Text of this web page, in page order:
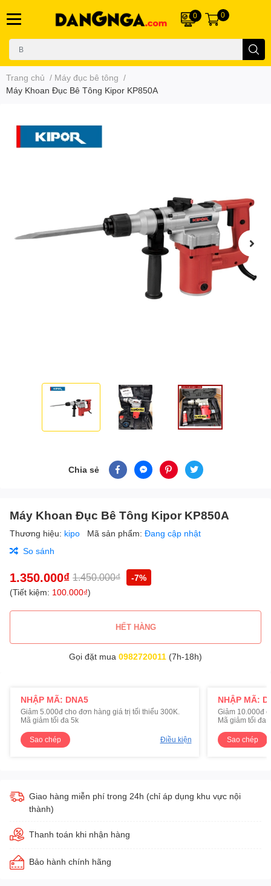
0 0
Trang chủ / Máy đục bê tông /
Máy Khoan Đục Bê Tông Kipor KP850A
Chia sẻ
Máy Khoan Đục Bê Tông Kipor KP850A
Thương hiệu: kipo Mã sản phẩm: Đang cập nhật
So sánh
1.350.000₫ 1.450.000₫
-7%
(Tiết kiệm: 100.000₫)
HẾT HÀNG
Gọi đặt mua 0982720011 (7h-18h)
NHẬP MÃ: DNA5
Giảm 5.000đ cho đơn hàng giá trị tối thiểu 300K.
Mã giảm tối đa 5k
Sao chép Điều kiện
NHẬP MÃ:
Giảm 10.000đ
Mã giảm tối đa
Sao chép
Giao hàng miễn phí trong 24h (chỉ áp dụng khu vực nội
thành)
Thanh toán khi nhận hàng
Bảo hành chính hãng